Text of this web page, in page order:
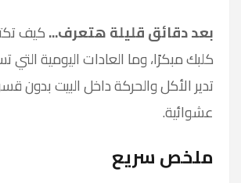
بعد دقائق قليلة هتعرف...كيف
كلبك مبكرًا، وما العادات اليومية التي
تدير الأكل والحركة داخل البيت بدون
عشوائية.
ملخص سريع